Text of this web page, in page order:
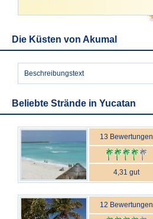
Die Küsten von Akumal
Beschreibungstext
Beliebte Strände in Yucatan
13 Bewertungen
4,31 gut
12 Bewertungen